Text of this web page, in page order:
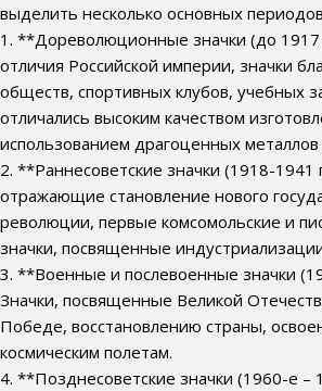
выделить несколько основных
1. **Дореволюционные значки (до 1917
отличия Российской империи, значки
обществ, спортивных клубов, учебных
отличались высоким качеством
использованием драгоценных металлов
2. **Раннесоветские значки (1918-1941
отражающие становление нового
революции, первые комсомольские и
значки, посвященные
3. **Военные и послевоенные значки
Значки, посвященные Великой
Победе, восстановлению страны,
космическим полетам.
4. **Позднесоветские значки (1960-е –